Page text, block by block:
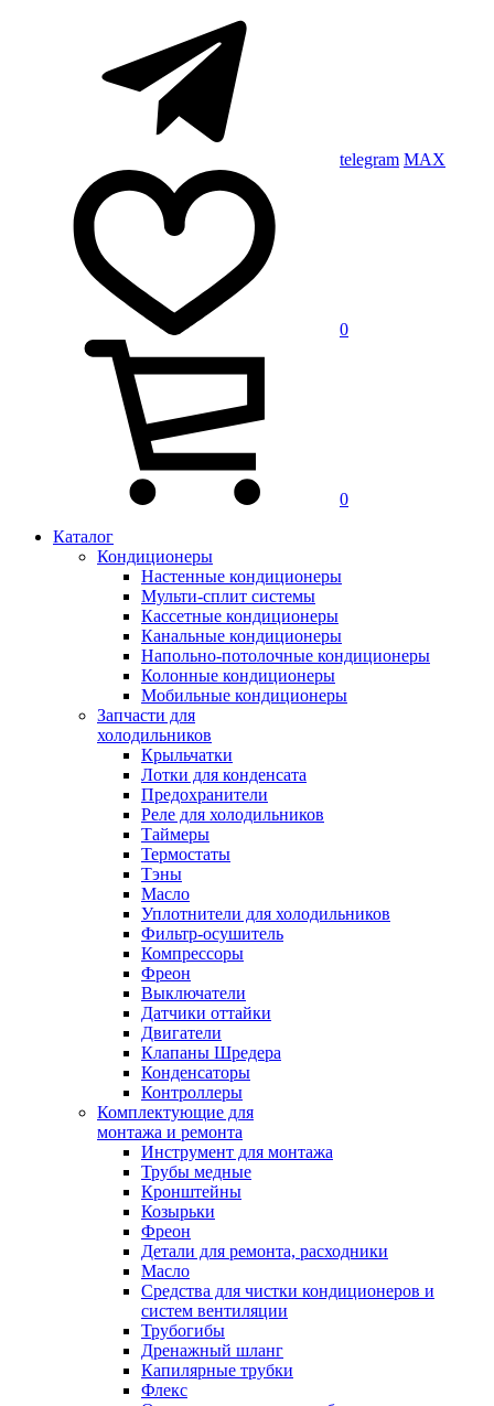
telegram MAX
0
0
Каталог
Кондиционеры
Настенные кондиционеры
Мульти-сплит системы
Кассетные кондиционеры
Канальные кондиционеры
Напольно-потолочные кондиционеры
Колонные кондиционеры
Мобильные кондиционеры
Запчасти для
холодильников
Крыльчатки
Лотки для конденсата
Предохранители
Реле для холодильников
Таймеры
Термостаты
Тэны
Масло
Уплотнители для холодильников
Фильтр-осушитель
Компрессоры
Фреон
Выключатели
Датчики оттайки
Двигатели
Клапаны Шредера
Конденсаторы
Контроллеры
Комплектующие для
монтажа и ремонта
Инструмент для монтажа
Трубы медные
Кронштейны
Козырьки
Фреон
Детали для ремонта, расходники
Масло
Средства для чистки кондиционеров и
систем вентиляции
Трубогибы
Дренажный шланг
Капилярные трубки
Флекс